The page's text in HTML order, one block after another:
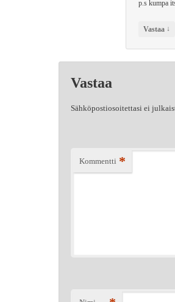
p.s kumpa
Vastaa ↓
Vastaa
Sähköpostiosoitettasi ei
Kommentti *